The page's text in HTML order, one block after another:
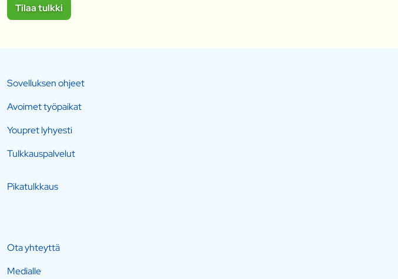
Tilaa tulkki
Sovelluksen ohjeet
Avoimet työpaikat
Youpret lyhyesti
Tulkkauspalvelut
Pikatulkkaus
Ota yhteyttä
Medialle